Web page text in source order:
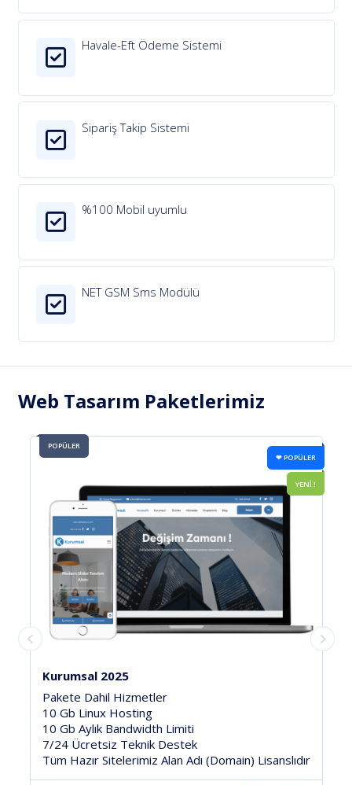
Havale-Eft Ödeme Sistemi
Sipariş Takip Sistemi
%100 Mobil uyumlu
NET GSM Sms Modülü
Web Tasarım Paketlerimiz
YENİ !
Hizmetler
Hosting
Bandwidth Limiti
Teknik Destek
Sitelerimiz Alan Adı (Domain) Lisanslıdır
POPÜLER
7/24 Ücretsiz
Tüm Hazır